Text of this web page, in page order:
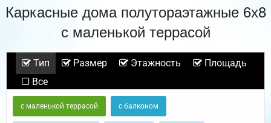
Каркасные дома полутораэтажные 6х8
с маленькой террасой
Тип Размер Этажность
Площадь
Все
с маленькой террасой с балконом